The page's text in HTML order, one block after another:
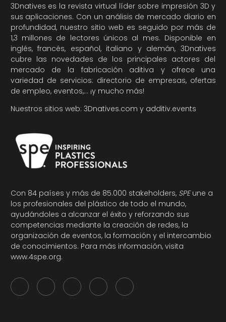
3Dnatives es la revista virtual líder sobre impresión 3D y
sus aplicaciones. Con un análisis de mercado diario en
profundidad, nuestro sitio web es seguido por más de
1,3 millones de lectores únicos al mes. Disponible en
inglés, francés, español, italiano y alemán, 3Dnatives
cubre las novedades de los principales actores del
mercado de la fabricación aditiva y ofrece una
variedad de servicios: directorio de empresas, ofertas
de empleo, eventos,… ¡y mucho más!
Nuestros sitios web: 3Dnatives.com y additiv.events
Con 84 países y más de 85.000 stakeholders, SPEune a
los profesionales del plástico de todo el mundo,
ayudándoles a alcanzar el éxito y reforzando sus
competencias mediante la creación de redes, la
organización de eventos, la formación y el intercambio
de conocimientos. Para más información, visita
www.4spe.org.